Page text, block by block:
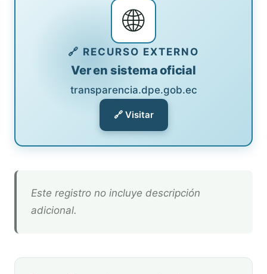
🌐
🔗 RECURSO EXTERNO
Ver en sistema oficial
transparencia.dpe.gob.ec
🔗 Visitar
Este registro no incluye descripción
adicional.